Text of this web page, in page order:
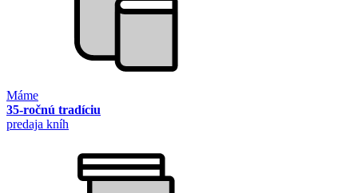
Máme
35-ročnú tradíciu
predaja kníh